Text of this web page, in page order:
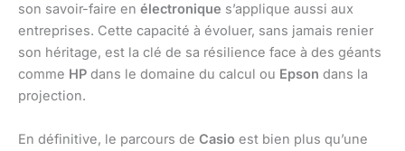
son savoir-faire en électronique s’applique aussi aux
entreprises. Cette capacité à évoluer, sans jamais renier
son héritage, est la clé de sa résilience face à des géants
comme HP dans le domaine du calcul ou Epson dans la
projection.
En définitive, le parcours de Casio est bien plus qu’une